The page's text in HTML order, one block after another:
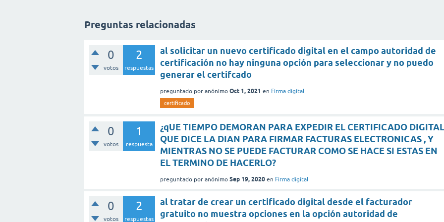
Preguntas relacionadas
0
votos
2
respuestas
al solicitar un nuevo certificado digital en el campo autoridad de
certificación no hay ninguna opción para seleccionar y no puedo
generar el certifcado
preguntado por anónimo Oct 1, 2021 en Firma digital
certificado
0
votos
1
respuesta
¿qUE TIEMPO DEMORAN PARA EXPEDIR EL CERTIFICADO DIGITAL
QUE DICE LA DIAN PARA FIRMAR FACTURAS ELECTRONICAS , Y
MIENTRAS NO SE PUEDE FACTURAR COMO SE HACE SI ESTAS EN
EL TERMINO DE HACERLO?
preguntado por anónimo Sep 19, 2020 en Firma digital
0
votos
2
respuestas
al tratar de crear un certificado digital desde el facturador
gratuito no muestra opciones en la opción autoridad de